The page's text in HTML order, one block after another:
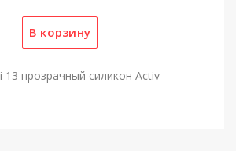
13 прозрачный силикон Activ